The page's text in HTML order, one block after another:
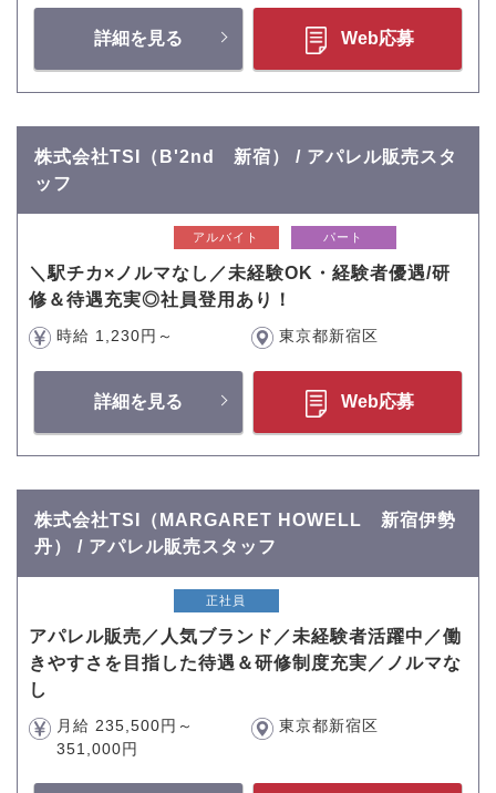
詳細を見る Web応募
株式会社TSI（B'2nd 新宿） / アパレル販売スタ
ッフ
アルバイト パート
＼駅チカ×ノルマなし／未経験OK・経験者優遇/研
修＆待遇充実◎社員登用あり！
時給 1,230円～ 東京都新宿区
詳細を見る Web応募
株式会社TSI（MARGARET HOWELL 新宿伊勢
丹） / アパレル販売スタッフ
正社員
アパレル販売／人気ブランド／未経験者活躍中／働
きやすさを目指した待遇＆研修制度充実／ノルマな
し
月給 235,500円～
351,000円
東京都新宿区